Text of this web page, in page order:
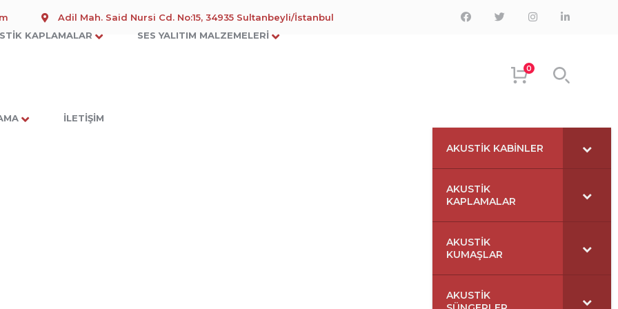
Adil Mah. Said Nursi Cd. No:15, 34935 Sultanbeyli/İstanbul
FacebookTwitterInstagramLinkedIn
KAPLAMALAR SES YALITIM MALZEMELERI
İLETIŞIM
0
AKUSTIK KABINLER
AKUSTIK
KAPLAMALAR
AKUSTIK
KUMAŞLAR
AKUSTIK